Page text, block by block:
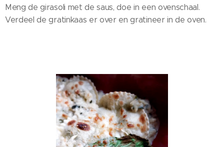
Meng de girasoli met de saus, doe in een ovenschaal.
Verdeel de gratinkaas er over en gratineer in de oven.